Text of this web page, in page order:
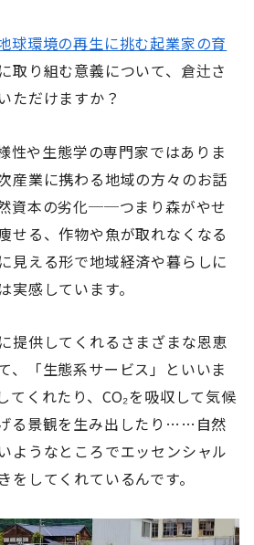
球環境の再生に挑む起業家の育
取り組む意義について、倉辻さ
ただけますか？
性や生態学の専門家ではありま
産業に携わる地域の方々のお話
資本の劣化──つまり森がやせ
せる、作物や魚が取れなくなる
見える形で地域経済や暮らしに
実感しています。
提供してくれるさまざまな恩恵
、「生態系サービス」といいま
てくれたり、CO₂を吸収して気候
る景観を生み出したり……自然
ようなところでエッセンシャル
をしてくれているんです。